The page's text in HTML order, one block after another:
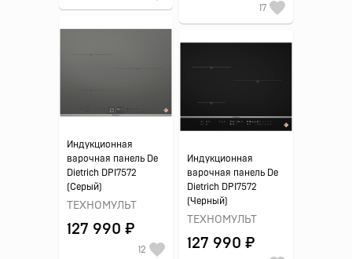
17
Индукционная
варочная панель De
Dietrich DPI7572
(Серый)
ТЕХНОМУЛЬТ
127 990 ₽
12
Индукционная
варочная панель De
Dietrich DPI7572
(Черный)
ТЕХНОМУЛЬТ
127 990 ₽